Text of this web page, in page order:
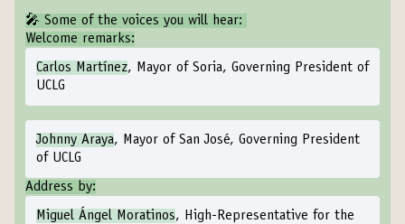
‍🎤 Some of the voices you will hear:
Welcome remarks:
Carlos Martínez, Mayor of Soria, Governing President of
UCLG
Johnny Araya, Mayor of San José, Governing President
of UCLG
Address by:
Miguel Ángel Moratinos, High-Representative for the